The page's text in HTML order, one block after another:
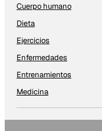
Cuerpo humano
Dieta
Ejercicios
Enfermedades
Entrenamientos
Medicina